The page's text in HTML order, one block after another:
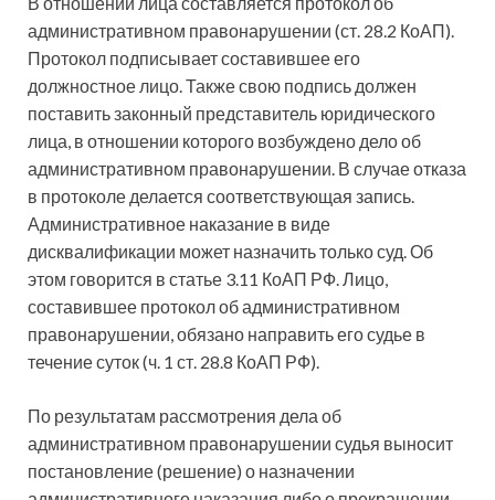
административном правонарушении (ст. 28.2 КоАП).
Протокол подписывает составившее его
должностное лицо. Также свою подпись должен
поставить законный представитель юридического
лица, в отношении которого возбуждено дело об
административном правонарушении. В случае отказа
в протоколе делается соответствующая запись.
Административное наказание в виде
дисквалификации может назначить только суд. Об
этом говорится в статье 3.11 КоАП РФ. Лицо,
составившее протокол об административном
правонарушении, обязано направить его судье в
течение суток (ч. 1 ст. 28.8 КоАП РФ).
По результатам рассмотрения дела об
административном правонарушении судья выносит
постановление (решение) о назначении